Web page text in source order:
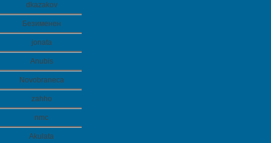
dkazakov
Безименен
jonata
Anubis
Novobraneca
zahho
nmc
Akulata